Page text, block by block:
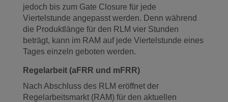
jedoch bis zum Gate Closure für jede
Viertelstunde angepasst werden. Denn während
die Produktlänge für den RLM vier Stunden
beträgt, kann im RAM auf jede Viertelstunde eines
Tages einzeln geboten werden.
Regelarbeit (aFRR und mFRR)
Nach Abschluss des RLM eröffnet der
Regelarbeitsmarkt (RAM) für den aktuellen